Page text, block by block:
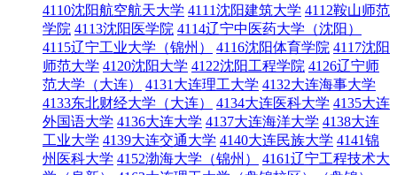
4110沈阳航空航天大学 4111沈阳建筑大学 4112鞍山师范
学院 4113沈阳医学院 4114辽宁中医药大学（沈阳）
4115辽宁工业大学（锦州）
4116沈阳体育学院 4117沈阳
师范大学 4120沈阳大学 4122沈阳工程学院 4126辽宁师
范大学（大连）
4131大连理工大学 4132大连海事大学
4133东北财经大学（大连）
4134大连医科大学 4135大连
外国语大学 4136大连大学 4137大连海洋大学 4138大连
工业大学 4139大连交通大学 4140大连民族大学 4141锦
州医科大学 4152渤海大学（锦州）
4161辽宁工程技术大